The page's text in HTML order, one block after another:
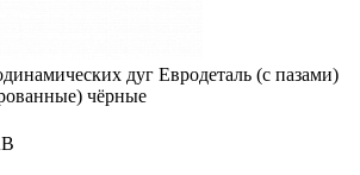
дуг Евродеталь (с пазами)
чёрные